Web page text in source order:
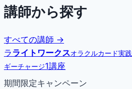
講師から探す
すべての講師 →
ラ ライトワークスオラクルカード実践
ギーチャージ1講座
期間限定キャンペーン